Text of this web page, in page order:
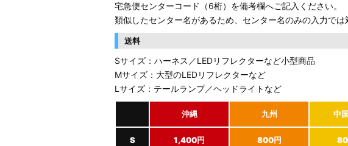
宅急便センターコード（6桁）を備考欄へご記入ください。
類似したセンター名があるため、センター名のみの入力では
送料
Sサイズ：ハーネス／LEDリフレクターなど小型商品
Mサイズ：大型のLEDリフレクターなど
Lサイズ：テールランプ／ヘッドライトなど
沖縄 九州 中
S 1,400円 800円